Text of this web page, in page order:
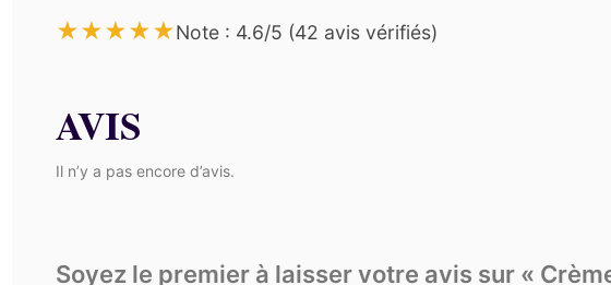
★★★★★Note : 4.6/5 (42 avis vérifiés)
AVIS
Il n’y a pas encore d’avis.
Soyez le premier à laisser votre avis sur «